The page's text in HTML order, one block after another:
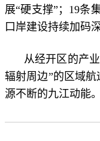
展“硬支撑”；19条
口岸建设持续加码
从经开区的产
辐射周边”的区域
源不断的九江动能。